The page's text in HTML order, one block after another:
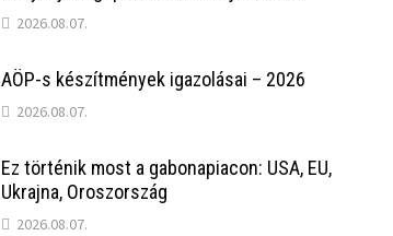
2026.08.07.
AÖP-s készítmények igazolásai – 2026
2026.08.07.
Ez történik most a gabonapiacon: USA, EU,
Ukrajna, Oroszország
2026.08.07.